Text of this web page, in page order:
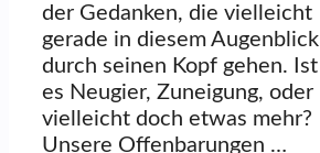
der Gedanken, die vielleicht
gerade in diesem Augenblick
durch seinen Kopf gehen. Ist
es Neugier, Zuneigung, oder
vielleicht doch etwas mehr?
Unsere Offenbarungen …